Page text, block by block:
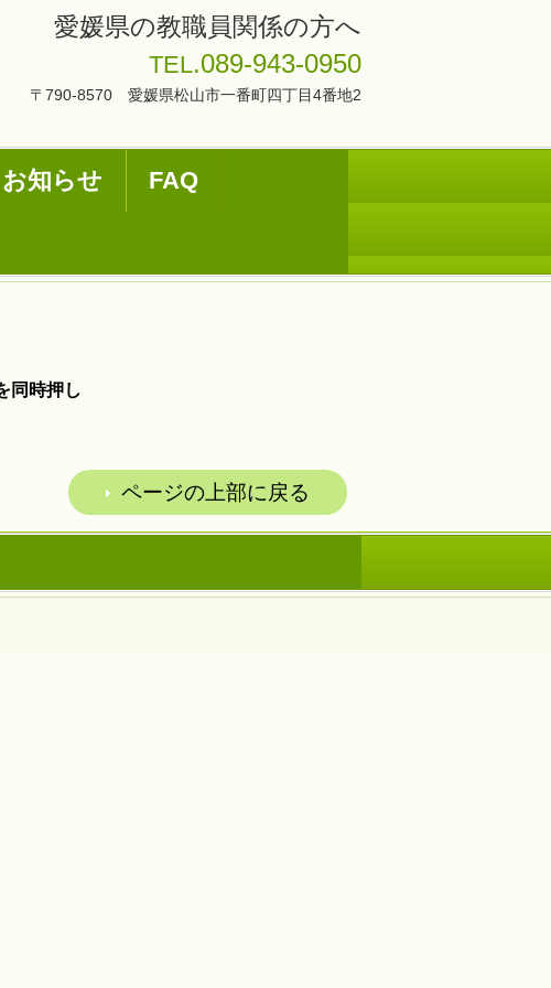
愛媛県の教職員関係の方へ
TEL.089-943-0950
〒790-8570 愛媛県松山市一番町四丁目4番地2
お知らせ FAQ
同時押し
ページの上部に戻る